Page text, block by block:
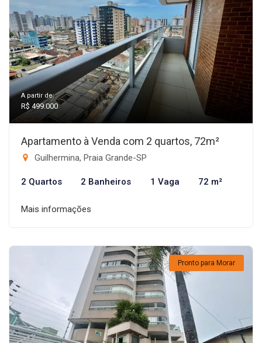
A partir de:
R$ 499.000
Apartamento à Venda com 2 quartos, 72m²
Guilhermina, Praia Grande-SP
2 Quartos 2 Banheiros 1 Vaga 72 m²
Mais informações
Pronto para Morar